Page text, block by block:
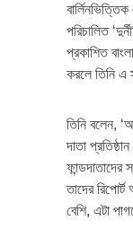
পরিচালিত
প্রকাশিত
করলে তিনি এ
তিনি বলেন,
দাতা
তাদের রিপোর্ট
বেশি, এটা